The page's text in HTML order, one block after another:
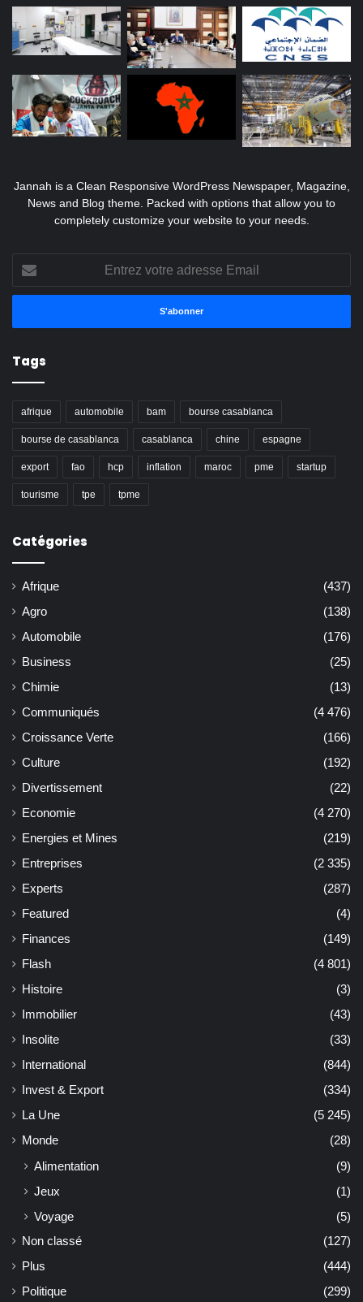
Jannah is a Clean Responsive WordPress Newspaper, Magazine,
News and Blog theme. Packed with options that allow you to
completely customize your website to your needs.
Entrez
votre
adresse
Tags
afrique automobile bam bourse casablanca
bourse de casablanca casablanca chine espagne
export fao hcp inflation maroc pme startup
tourisme tpe tpme
Catégories
Afrique
(437)
Agro
(138)
Automobile
(176)
Business
(25)
Chimie
(13)
Communiqués
(4 476)
Croissance Verte
(166)
Culture
(192)
Divertissement
(22)
Economie
(4 270)
Energies et Mines
(219)
Entreprises
(2 335)
Experts
(287)
Featured
(4)
Finances
(149)
Flash
(4 801)
Histoire
(3)
Immobilier
(43)
Insolite
(33)
International
(844)
Invest & Export
(334)
La Une
(5 245)
Monde
(28)
Alimentation
(9)
Jeux
(1)
Voyage
(5)
Non classé
(127)
Plus
(444)
Politique
(299)